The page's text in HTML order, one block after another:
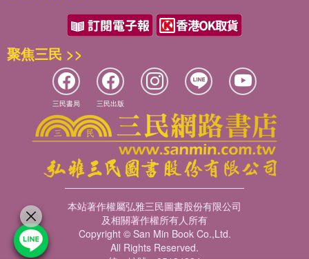
聚焦三民 >>
三民書局 三民出版
本站著作權屬弘雅三民圖書股份有限公司
及相關著作權所有人所有
Copyright © San Min Book Co.,Ltd.
All Rights Reserved.